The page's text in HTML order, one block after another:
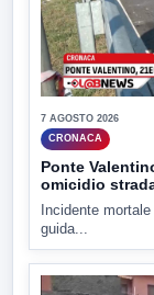
7 AGOSTO 2026
CRONACA
Ponte
omicidio
Incidente
guida...